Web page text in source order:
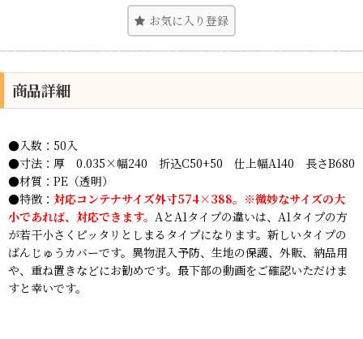
お気に入り登録
商品詳細
●入数：50入
●寸法：厚 0.035×幅240 折込C50+50 仕上幅A140 長さB680
●材質：PE（透明）
●特徴： 対応コンテナサイズ外寸574×388。※微妙なサイズの大
小であれば、対応できます。 AとA1タイプの違いは、A1タイプの方
が若干小さくピッタリとしまるタイプになります。 新しいタイプの
ばんじゅうカバーです。異物混入予防、生地の保護、外販、納品用
や、重ね置きなどにお勧めです。最下部の動画をご確認いただけま
すと幸いです。